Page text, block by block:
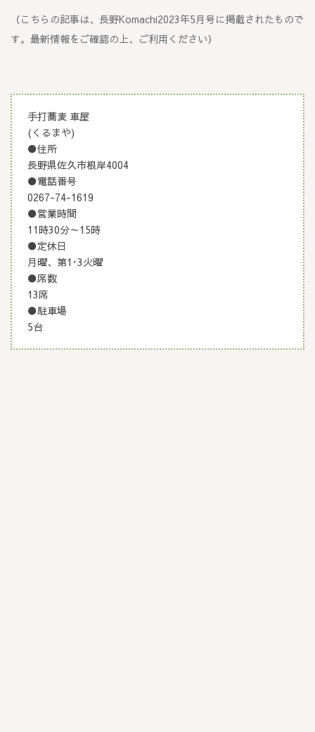
（こちらの記事は、長野Komachi2023年5月号に掲載されたもので
す。最新情報をご確認の上、ご利用ください）
手打蕎麦 車屋
(くるまや)
●住所
長野県佐久市根岸4004
●電話番号
0267-74-1619
●営業時間
11時30分～15時
●定休日
月曜、第1･3火曜
●席数
13席
●駐車場
5台